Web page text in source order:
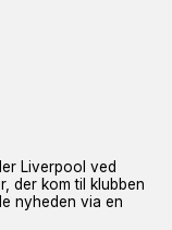
Liverpool ved
der kom til klubben
nyheden via en